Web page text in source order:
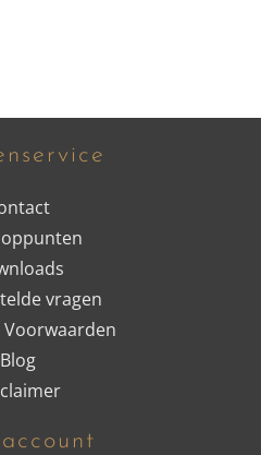
vragen
Voorwaarden
Blog